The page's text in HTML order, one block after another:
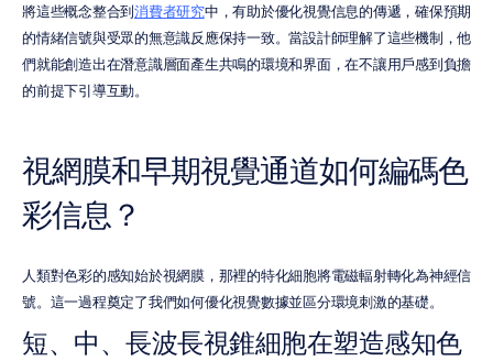
將這些概念整合到消費者研究中，有助於優化視覺信息的傳遞，確保預期
的情緒信號與受眾的無意識反應保持一致。當設計師理解了這些機制，他
們就能創造出在潛意識層面產生共鳴的環境和界面，在不讓用戶感到負擔
的前提下引導互動。
視網膜和早期視覺通道如何編碼色
彩信息？
人類對色彩的感知始於視網膜，那裡的特化細胞將電磁輻射轉化為神經信
號。這一過程奠定了我們如何優化視覺數據並區分環境刺激的基礎。
短、中、長波長視錐細胞在塑造感知色